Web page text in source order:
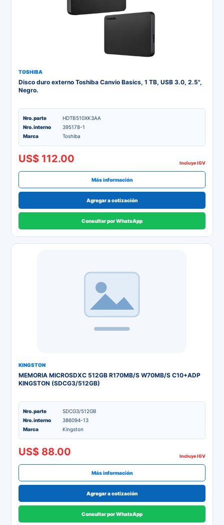
TOSHIBA
Disco duro externo Toshiba Canvio Basics, 1 TB, USB 3.0, 2.5",
Negro.
Nro. parte
HDTB510XK3AA
Nro. interno
395178-1
Marca
Toshiba
US$ 112.00 Incluye IGV
Más información
Agregar a cotización
Consultar por WhatsApp
KINGSTON
MEMORIA MICROSDXC 512GB R170MB/S W70MB/S C10+ADP
KINGSTON (SDCG3/512GB)
Nro. parte
SDCG3/512GB
Nro. interno
386094-13
Marca
Kingston
US$ 88.00 Incluye IGV
Más información
Agregar a cotización
Consultar por WhatsApp